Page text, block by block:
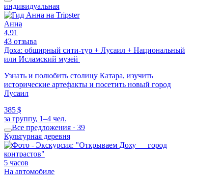
индивидуальная
Анна
4,91
43 отзыва
Доха: обширный сити-тур + Лусаил + Национальный
или Исламский музей
Узнать и полюбить столицу Катара, изучить
исторические артефакты и посетить новый город
Лусаил
385 $
за группу, 1–4 чел.
Все предложения · 39
Культурная деревня
5 часов
На автомобиле